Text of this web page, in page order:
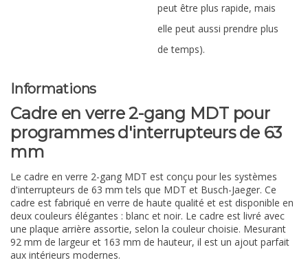
peut être plus rapide, mais
elle peut aussi prendre plus
de temps).
Informations
Cadre en verre 2-gang MDT pour
programmes d'interrupteurs de 63
mm
Le cadre en verre 2-gang MDT est conçu pour les systèmes
d'interrupteurs de 63 mm tels que MDT et Busch-Jaeger. Ce
cadre est fabriqué en verre de haute qualité et est disponible en
deux couleurs élégantes : blanc et noir. Le cadre est livré avec
une plaque arrière assortie, selon la couleur choisie. Mesurant
92 mm de largeur et 163 mm de hauteur, il est un ajout parfait
aux intérieurs modernes.